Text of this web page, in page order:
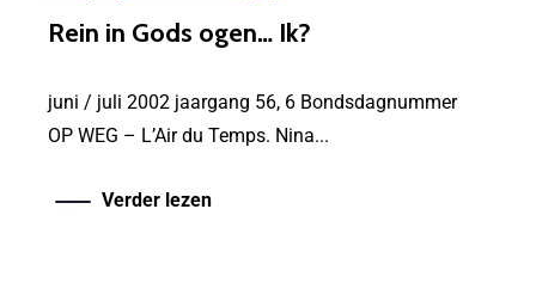
Rein in Gods ogen… Ik?
juni / juli 2002 jaargang 56, 6 Bondsdagnummer
OP WEG – L’Air du Temps. Nina...
Verder lezen